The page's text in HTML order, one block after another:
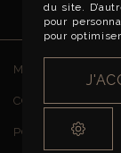
du site.
pour
pour
MENTIONS
CONDITIONS
POLITIQUE DE